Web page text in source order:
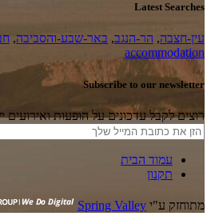
Latest Searches
עין-חצבה, הר-הנגב, באר-שבע-והסביבה,
accommodation
Subscribe to our newsletter
רוצים לקבל עדכונים על הופעות
עמוד הבית
תקנון
מתוחזק ע"י Spring Valley